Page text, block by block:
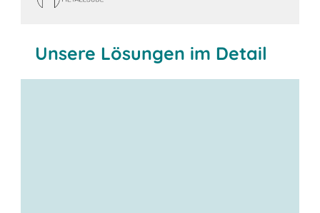
Unsere Lösungen im Detail